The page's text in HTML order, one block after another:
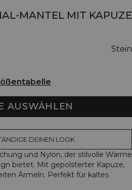
MANTEL MIT KAPUZE
Stein
AUSWÄHLEN
DEINEN LOOK
und Nylon, der stilvolle Wärme
bietet. Mit gepolsterter Kapuze,
Ärmeln. Perfekt für kaltes